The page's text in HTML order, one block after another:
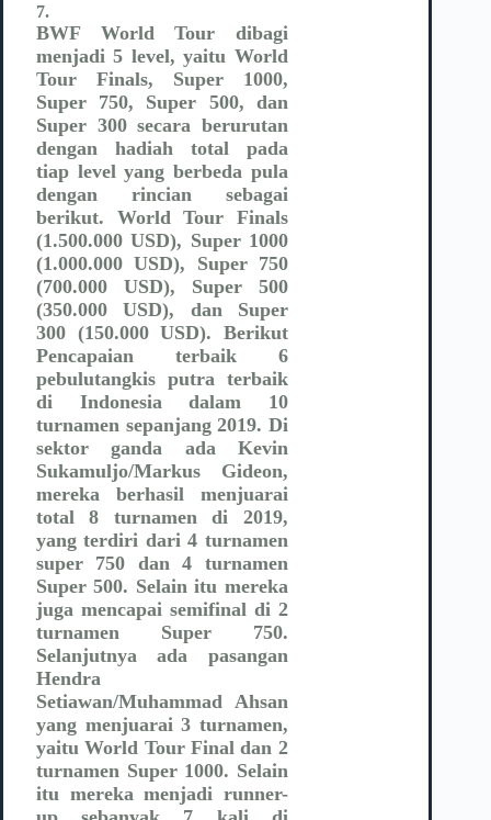
7.
BWF World Tour dibagi
menjadi 5 level, yaitu World
Tour Finals, Super 1000,
Super 750, Super 500, dan
Super 300 secara berurutan
dengan hadiah total pada
tiap level yang berbeda pula
dengan rincian sebagai
berikut. World Tour Finals
(1.500.000 USD), Super 1000
(1.000.000 USD), Super 750
(700.000 USD), Super 500
(350.000 USD), dan Super
300 (150.000 USD). Berikut
Pencapaian terbaik 6
pebulutangkis putra terbaik
di Indonesia dalam 10
turnamen sepanjang 2019. Di
sektor ganda ada Kevin
Sukamuljo/Markus Gideon,
mereka berhasil menjuarai
total 8 turnamen di 2019,
yang terdiri dari 4 turnamen
super 750 dan 4 turnamen
Super 500. Selain itu mereka
juga mencapai semifinal di 2
turnamen Super 750.
Selanjutnya ada pasangan
Hendra
Setiawan/Muhammad Ahsan
yang menjuarai 3 turnamen,
yaitu World Tour Final dan 2
turnamen Super 1000. Selain
itu mereka menjadi runner-